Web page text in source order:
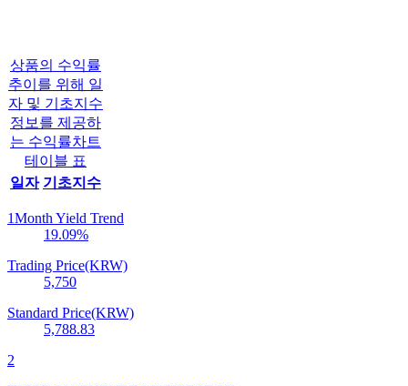
상품의 수익률
추이를 위해 일
자 및 기초지수
정보를 제공하
는 수익률차트
테이블 표
일자 기초지수
1Month Yield Trend
19.09%
Trading Price(KRW)
5,750
Standard Price(KRW)
5,788.83
2